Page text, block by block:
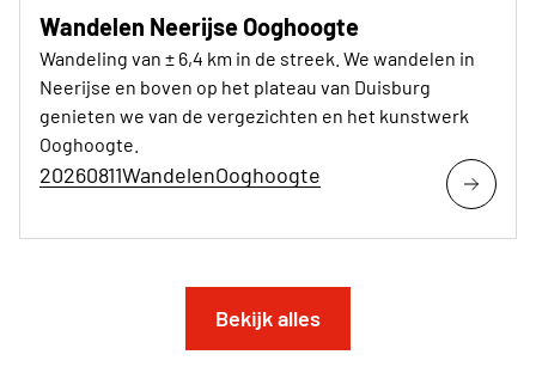
Wandelen Neerijse Ooghoogte
Wandeling van ± 6,4 km in de streek. We wandelen in
Neerijse en boven op het plateau van Duisburg
genieten we van de vergezichten en het kunstwerk
Ooghoogte.
20260811WandelenOoghoogte
Bekijk alles